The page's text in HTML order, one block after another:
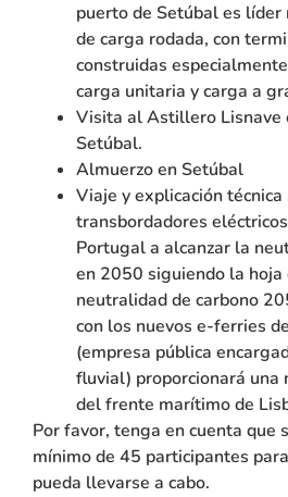
puerto de Setúbal es
de carga rodada, con
construidas
carga unitaria y carga a
Visita al Astillero Lisnave
Setúbal.
Almuerzo en Setúbal
Viaje y explicación
transbordadores
Portugal a alcanzar la
en 2050 siguiendo la hoja
neutralidad de carbono
con los nuevos e-ferries
(empresa pública
fluvial) proporcionará una
del frente marítimo de
Por favor, tenga en cuenta que
mínimo de 45 participantes
pueda llevarse a cabo.